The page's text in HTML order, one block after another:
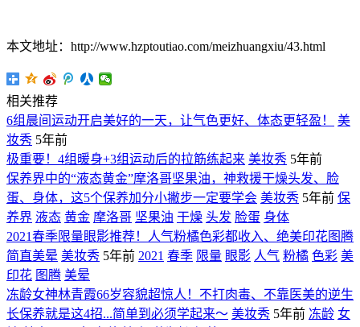
本文地址：http://www.hzptoutiao.com/meizhuangxiu/43.html
相关推荐
6组晨间运动开启美好的一天，让气色更好、体态更轻盈！
美
妆秀 5年前
极重要！4组暖身+3组运动后的拉筋练起来 美妆秀 5年前
保养界中的“液态黄金”摩洛哥坚果油，神救援干燥头发、脸
蛋、身体，这5个保养加分小撇步一定要学会 美妆秀 5年前 保
养界 液态 黄金 摩洛哥 坚果油 干燥 头发 脸蛋 身体
2021春季限量眼影推荐！人气粉橘色彩都收入、绝美印花图腾
简直美晕 美妆秀 5年前 2021 春季 限量 眼影 人气 粉橘 色彩 美
印花 图腾 美晕
冻龄女神林青霞66岁容貌超惊人！不打肉毒、不靠医美的逆生
长保养就是这4招...简单到必须学起来～ 美妆秀 5年前 冻龄 女